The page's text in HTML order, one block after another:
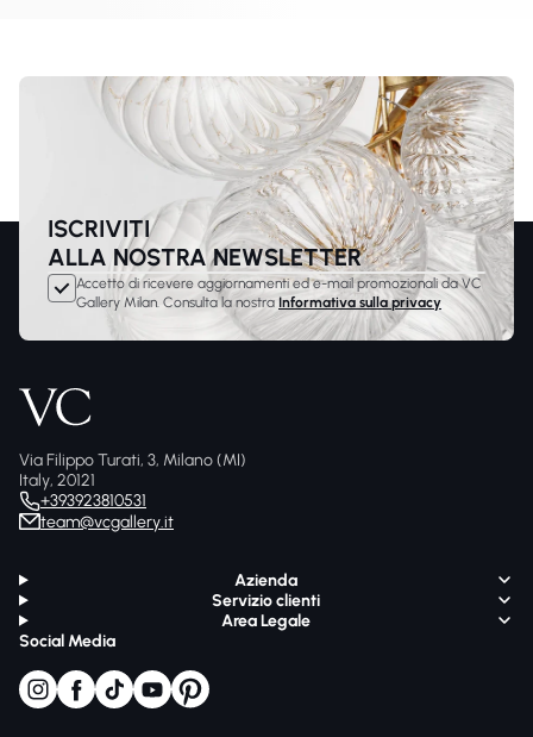
ISCRIVITI
ALLA NOSTRA NEWSLETTER
Accetto di ricevere aggiornamenti ed e-mail promozionali da VC
Gallery Milan. Consulta la nostra Informativa sulla privacy
Via Filippo Turati, 3, Milano (MI)
Italy, 20121
+393923810531
team@vcgallery.it
Azienda
Servizio clienti
Area Legale
Social Media